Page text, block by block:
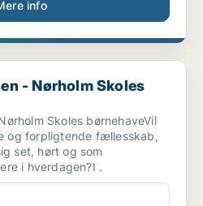
info
Skoles børnehave
- Nørholm Skoles
Skoles børnehaveVil
og forpligtende fællesskab,
set, hørt og som
i hverdagen?I .